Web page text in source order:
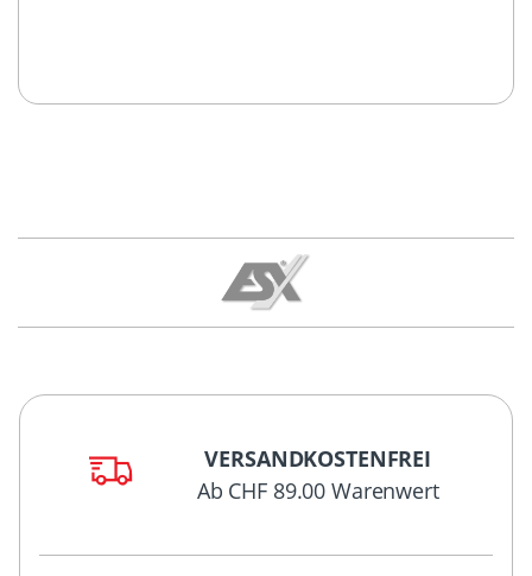
VERSANDKOSTENFREI
Ab CHF 89.00 Warenwert